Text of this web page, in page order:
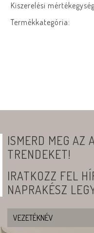
Kiszerelési
Termékkategória:
ISMERD MEG AZ
TRENDEKET!
IRATKOZZ FEL
NAPRAKÉSZ